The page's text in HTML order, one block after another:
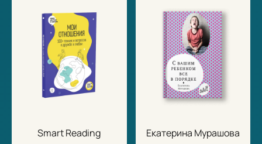
Smart Reading
Екатерина Мурашова